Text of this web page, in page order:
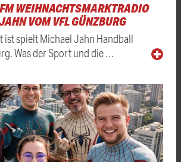
WEIHNACHTSMARKTRADIO
VOM VFL GÜNZBURG
ist spielt Michael Jahn Handball
Was der Sport und die …